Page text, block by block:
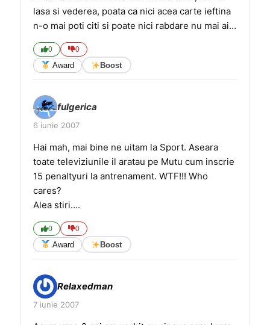
lasa si vederea, poata ca nici acea carte ieftina
n-o mai poti citi si poate nici rabdare nu mai ai…
0 0
Award Boost
fulgerica
6 iunie 2007
Hai mah, mai bine ne uitam la Sport. Aseara
toate televiziunile il aratau pe Mutu cum inscrie
15 penaltyuri la antrenament. WTF!!! Who
cares?
Alea stiri….
0 0
Award Boost
Relaxedman
7 iunie 2007